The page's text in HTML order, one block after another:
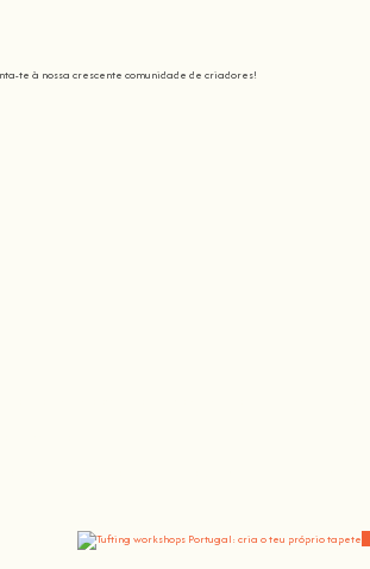
te à nossa crescente comunidade de criadores!